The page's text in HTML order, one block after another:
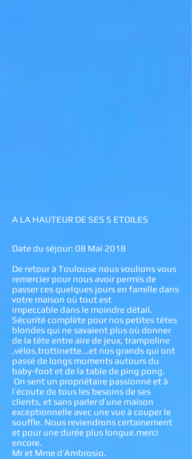
A LA HAUTEUR DE SES 5 ETOILES
Date du séjour: 08 Mai 2018
De retour à Toulouse nous voulions vous
remercier pour nous avoir permis de
passer ces quelques jours en famille dans
votre maison où tout est
impeccable dans le moindre détail.
Sécurité complète pour nos petites têtes
blondes qui ne savaient plus où donner
de la tête entre aire de jeux, trampoline
,vélos,trottinette...et nos grands qui ont
passé de longs moments autours du
baby-foot et de la table de ping pong.
On sent un propriétaire passionné et à
l’écoute de tous les besoins de ses
clients, et sans parler d’une maison
exceptionnelle avec une vue à couper le
souffle. Nous reviendrons certainement
et pour une durée plus longue.merci
encore.
Mr et Mme d’Ambrosio.